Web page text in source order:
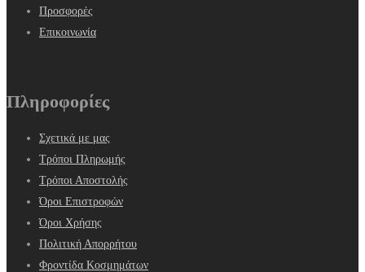
Προσφορές
Επικοινωνία
Πληροφορίες
Σχετικά με μας
Τρόποι Πληρωμής
Τρόποι Αποστολής
Όροι Επιστροφών
Όροι Χρήσης
Πολιτική Απορρήτου
Φροντίδα Κοσμημάτων